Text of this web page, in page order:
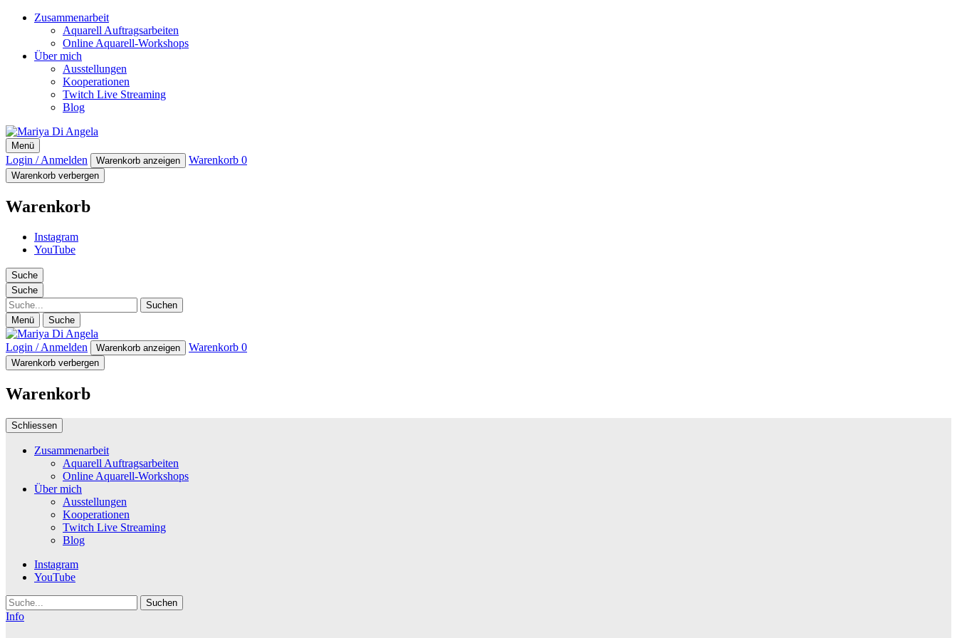
Zusammenarbeit
Aquarell Auftragsarbeiten
Online Aquarell-Workshops
Über mich
Ausstellungen
Kooperationen
Twitch Live Streaming
Blog
Mariya Di Angela
Artist
Menü
Login / Anmelden Warenkorb anzeigen Warenkorb 0
Warenkorb verbergen
Warenkorb
Instagram
YouTube
Suche
Suche
Suche
Menü Suche
Login / Anmelden Warenkorb anzeigen Warenkorb 0
Warenkorb verbergen
Warenkorb
Schliessen
Zusammenarbeit
Aquarell Auftragsarbeiten
Online Aquarell-Workshops
Über mich
Ausstellungen
Kooperationen
Twitch Live Streaming
Blog
Instagram
YouTube
Suche
Info